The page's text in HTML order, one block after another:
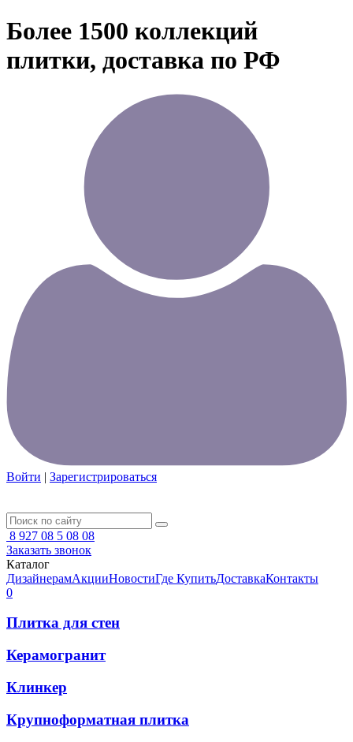
Более 1500 коллекций
плитки, доставка по РФ
Войти | Зарегистрироваться
8 927 08 5 08 08
Заказать звонок
Каталог
ДизайнерамАкцииНовостиГде КупитьДоставкаКонтакты
0
Плитка для стен
Керамогранит
Клинкер
Крупноформатная плитка